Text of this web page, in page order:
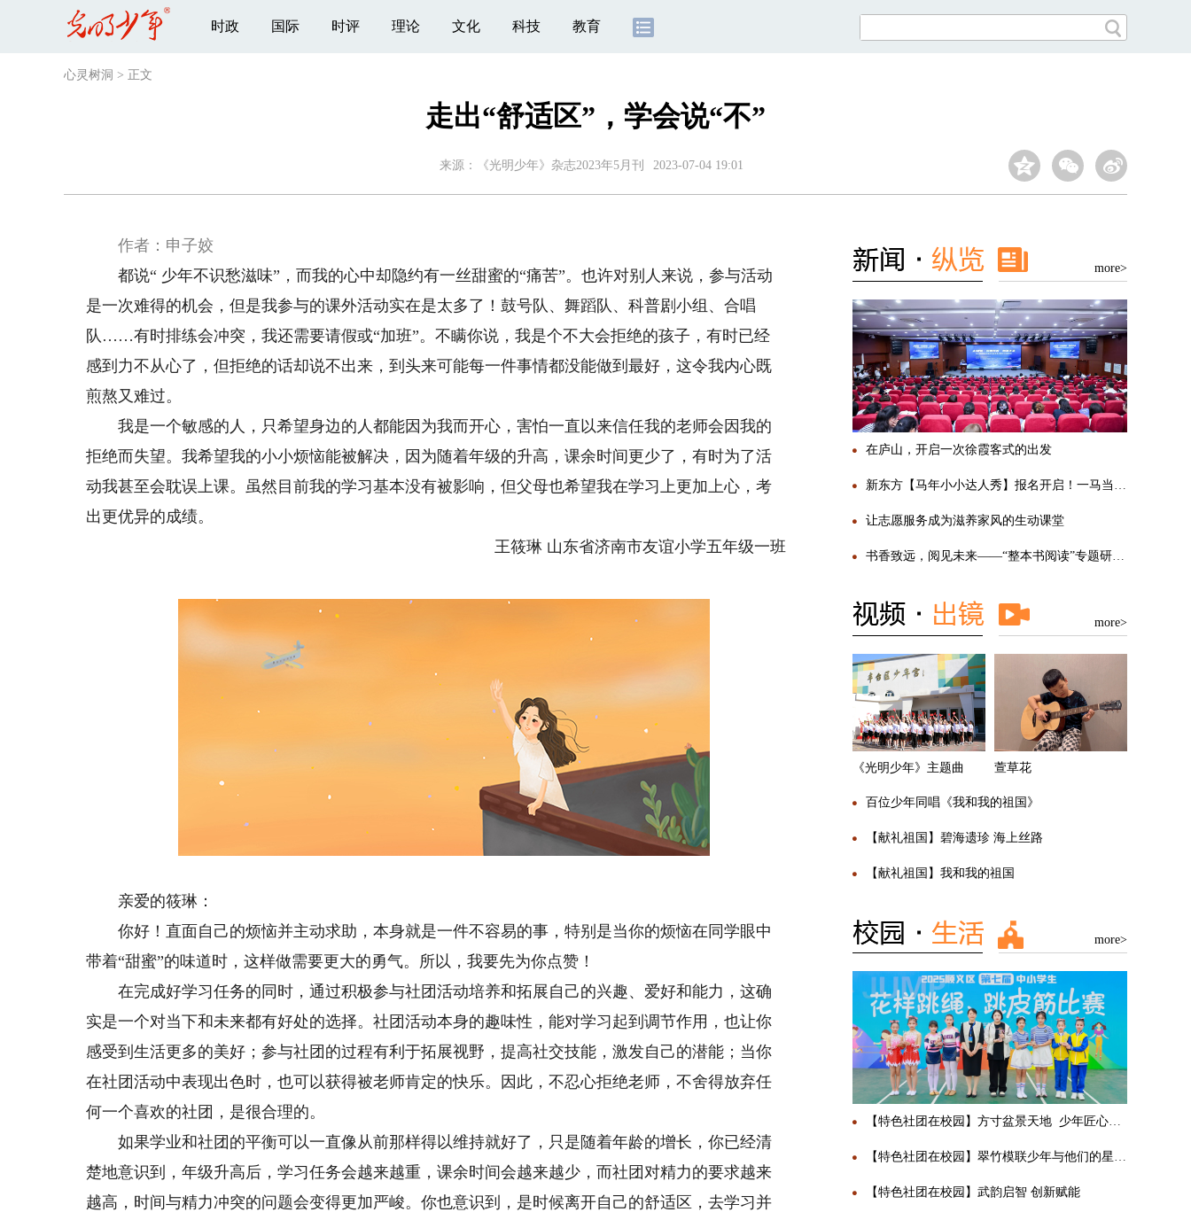
时政 国际 时评 理论 文化 科技 教育
心灵树洞 > 正文
走出“舒适区”，学会说“不”
来源：《光明少年》杂志2023年5月刊 2023-07-04 19:01
作者：申子姣
都说“ 少年不识愁滋味”，而我的心中却隐约有一丝甜蜜的“痛苦”。也许对别人来说，参与活动
是一次难得的机会，但是我参与的课外活动实在是太多了！鼓号队、舞蹈队、科普剧小组、合唱
队……有时排练会冲突，我还需要请假或“加班”。不瞒你说，我是个不大会拒绝的孩子，有时已经
感到力不从心了，但拒绝的话却说不出来，到头来可能每一件事情都没能做到最好，这令我内心既
煎熬又难过。
我是一个敏感的人，只希望身边的人都能因为我而开心，害怕一直以来信任我的老师会因我的
拒绝而失望。我希望我的小小烦恼能被解决，因为随着年级的升高，课余时间更少了，有时为了活
动我甚至会耽误上课。虽然目前我的学习基本没有被影响，但父母也希望我在学习上更加上心，考
出更优异的成绩。
王筱琳 山东省济南市友谊小学五年级一班
亲爱的筱琳：
你好！直面自己的烦恼并主动求助，本身就是一件不容易的事，特别是当你的烦恼在同学眼中
带着“甜蜜”的味道时，这样做需要更大的勇气。所以，我要先为你点赞！
在完成好学习任务的同时，通过积极参与社团活动培养和拓展自己的兴趣、爱好和能力，这确
实是一个对当下和未来都有好处的选择。社团活动本身的趣味性，能对学习起到调节作用，也让你
感受到生活更多的美好；参与社团的过程有利于拓展视野，提高社交技能，激发自己的潜能；当你
在社团活动中表现出色时，也可以获得被老师肯定的快乐。因此，不忍心拒绝老师，不舍得放弃任
何一个喜欢的社团，是很合理的。
如果学业和社团的平衡可以一直像从前那样得以维持就好了，只是随着年龄的增长，你已经清
楚地意识到，年级升高后，学习任务会越来越重，课余时间会越来越少，而社团对精力的要求越来
越高，时间与精力冲突的问题会变得更加严峻。你也意识到，是时候离开自己的舒适区，去学习并
more>
在庐山，开启一次徐霞客式的出发
新东方【马年小小达人秀】报名开启！一马当先，勇敢SHOW自己
让志愿服务成为滋养家风的生动课堂
书香致远，阅见未来——“整本书阅读”专题研讨活动圆满举行
more>
《光明少年》主题曲 萱草花
百位少年同唱《我和我的祖国》
【献礼祖国】碧海遗珍 海上丝路
【献礼祖国】我和我的祖国
more>
【特色社团在校园】方寸盆景天地 少年匠心传承
【特色社团在校园】翠竹模联少年与他们的星辰大海
【特色社团在校园】武韵启智 创新赋能